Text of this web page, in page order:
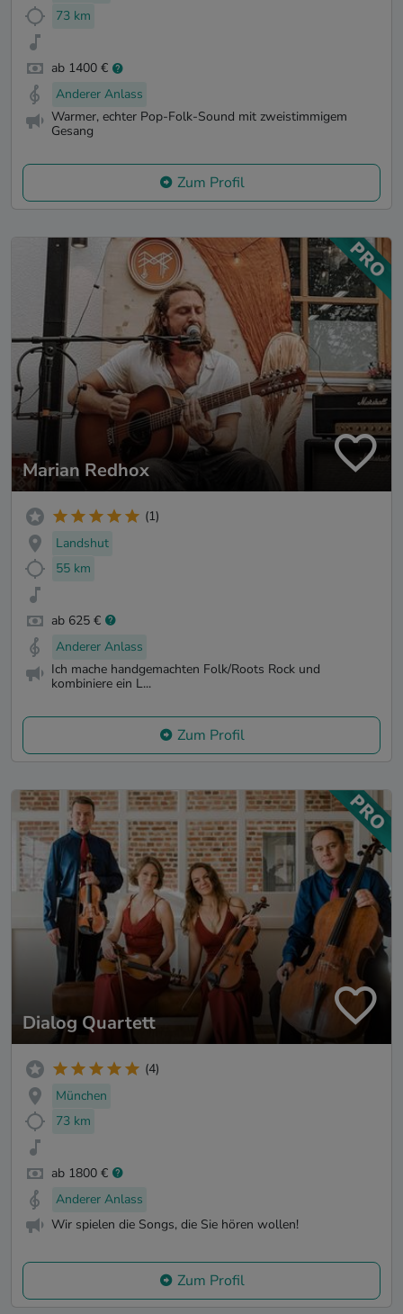
73 km
ab 1400 €
Anderer Anlass
Warmer, echter Pop-Folk-Sound mit zweistimmigem
Gesang
Zum Profil
Marian Redhox
(1)
Landshut
55 km
ab 625 €
Anderer Anlass
Ich mache handgemachten Folk/Roots Rock und
kombiniere ein L...
Zum Profil
Dialog Quartett
(4)
München
73 km
ab 1800 €
Anderer Anlass
Wir spielen die Songs, die Sie hören wollen!
Zum Profil